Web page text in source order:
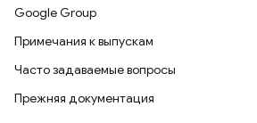
Google Group
Примечания к выпускам
Часто задаваемые вопросы
Прежняя документация